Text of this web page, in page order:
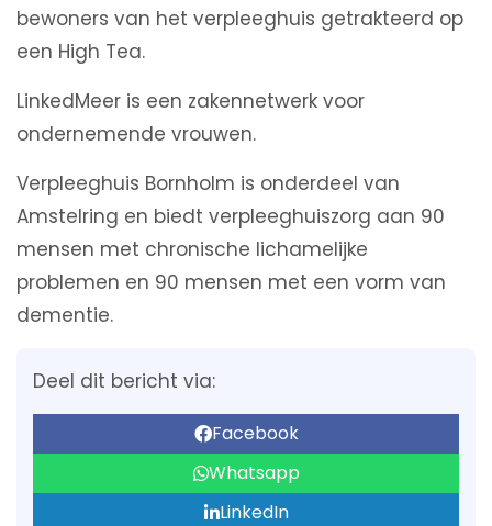
bewoners van het verpleeghuis getrakteerd op
een High Tea.
LinkedMeer is een zakennetwerk voor
ondernemende vrouwen.
Verpleeghuis Bornholm is onderdeel van
Amstelring en biedt verpleeghuiszorg aan 90
mensen met chronische lichamelijke
problemen en 90 mensen met een vorm van
dementie.
Deel dit bericht via:
Facebook
Whatsapp
LinkedIn